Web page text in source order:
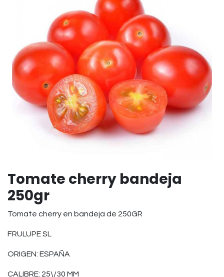
Tomate cherry bandeja
250gr
Tomate cherry en bandeja de 250GR
FRULUPE SL
ORIGEN: ESPAÑA
CALIBRE: 25\/30 MM